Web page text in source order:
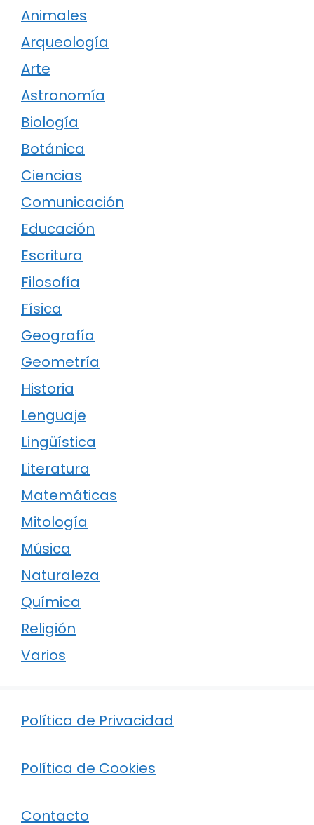
Animales
Arqueología
Arte
Astronomía
Biología
Botánica
Ciencias
Comunicación
Educación
Escritura
Filosofía
Física
Geografía
Geometría
Historia
Lenguaje
Lingüística
Literatura
Matemáticas
Mitología
Música
Naturaleza
Química
Religión
Varios
Política de Privacidad
Política de Cookies
Contacto